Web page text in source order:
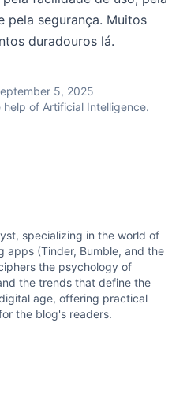
pela segurança. Muitos
duradouros lá.
5, 2025
of Artificial Intelligence.
specializing in the world of
apps (Tinder, Bumble, and the
the psychology of
the trends that define the
age, offering practical
the blog's readers.